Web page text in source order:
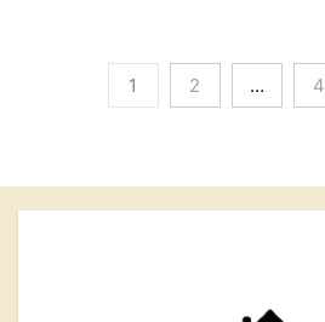
1 2 … 4